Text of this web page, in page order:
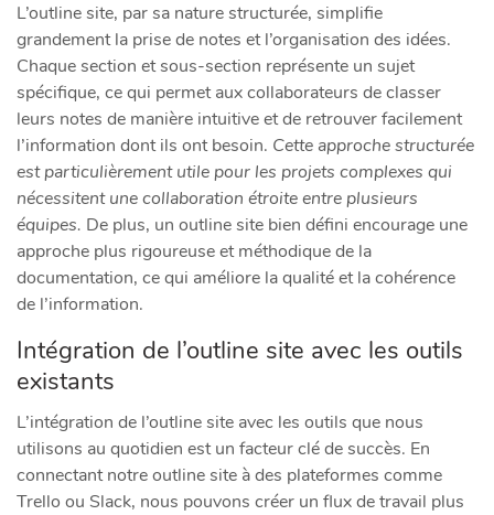
L’outline site, par sa nature structurée, simplifie
grandement la prise de notes et l’organisation des idées.
Chaque section et sous-section représente un sujet
spécifique, ce qui permet aux collaborateurs de classer
leurs notes de manière intuitive et de retrouver facilement
l’information dont ils ont besoin. Cette approche structurée
est particulièrement utile pour les projets complexes qui
nécessitent une collaboration étroite entre plusieurs
équipes. De plus, un outline site bien défini encourage une
approche plus rigoureuse et méthodique de la
documentation, ce qui améliore la qualité et la cohérence
de l’information.
Intégration de l’outline site avec les outils
existants
L’intégration de l’outline site avec les outils que nous
utilisons au quotidien est un facteur clé de succès. En
connectant notre outline site à des plateformes comme
Trello ou Slack, nous pouvons créer un flux de travail plus